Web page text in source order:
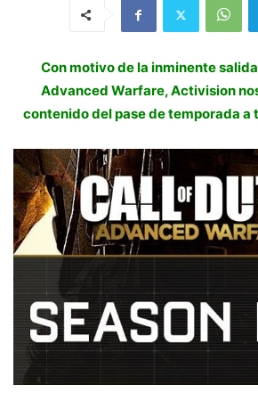
Con motivo de la inminente
Advanced Warfare, Activision
contenido del pase de temporada a